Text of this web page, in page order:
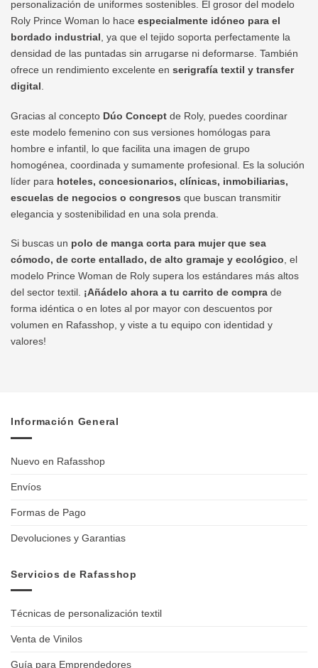
personalización de uniformes sostenibles. El grosor del modelo
Roly Prince Woman lo hace especialmente idóneo para el
bordado industrial , ya que el tejido soporta perfectamente la
densidad de las puntadas sin arrugarse ni deformarse. También
ofrece un rendimiento excelente en serigrafía textil y transfer
digital
Gracias al concepto Dúo Concept de Roly, puedes coordinar
este modelo femenino con sus versiones homólogas para
hombre e infantil, lo que facilita una imagen de grupo
homogénea, coordinada y sumamente profesional. Es la solución
líder para hoteles, concesionarios, clínicas, inmobiliarias,
escuelas de negocios o congresos que buscan transmitir
elegancia y sostenibilidad en una sola prenda.
Si buscas un polo de manga corta para mujer que sea
cómodo, de corte entallado, de alto gramaje y ecológico, el
modelo Prince Woman de Roly supera los estándares más altos
del sector textil. ¡Añádelo ahora a tu carrito de compra de
forma idéntica o en lotes al por mayor con descuentos por
volumen en Rafasshop, y viste a tu equipo con identidad y
valores!
Información General
Nuevo en Rafasshop
Envíos
Formas de Pago
Devoluciones y Garantias
Servicios de Rafasshop
Técnicas de personalización textil
Venta de Vinilos
Guía para Emprendedores